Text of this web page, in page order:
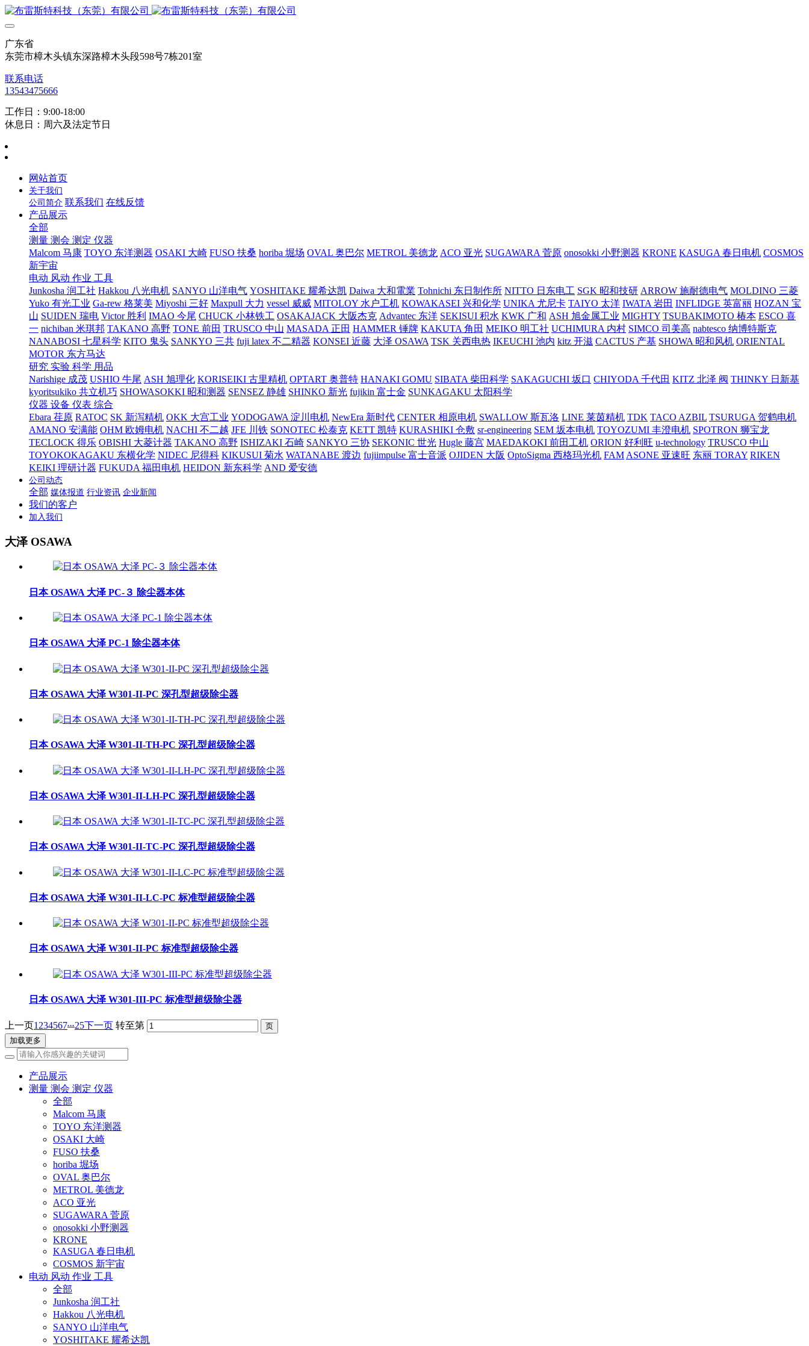
广东省
东莞市樟木头镇东深路樟木头段598号7栋201室
联系电话
13543475666
工作日：9:00-18:00
休息日：周六及法定节日
网站首页
关于我们
公司简介 联系我们 在线反馈
产品展示
全部
测量 测会 测定 仪器
Malcom 马康 TOYO 东洋测器 OSAKI 大崎 FUSO 扶桑 horiba 堀场 OVAL 奥巴尔 METROL 美德龙 ACO 亚光 SUGAWARA 菅原 onosokki 小野测器 KRONE KASUGA 春日电机 COSMOS
新宇宙
电动 风动 作业 工具
Junkosha 润工社 Hakkou 八光电机 SANYO 山洋电气 YOSHITAKE 耀希达凯 Daiwa 大和電業 Tohnichi 东日制作所 NITTO 日东电工 SGK 昭和技研 ARROW 施耐德电气 MOLDINO 三菱
Yuko 有光工业 Ga-rew 格莱美 Miyoshi 三好 Maxpull 大力 vessel 威威 MITOLOY 水户工机 KOWAKASEI 兴和化学 UNIKA 尤尼卡 TAIYO 太洋 IWATA 岩田 INFLIDGE 英富丽 HOZAN 宝
山 SUIDEN 瑞电 Victor 胜利 IMAO 今尾 CHUCK 小林铁工 OSAKAJACK 大阪杰克 Advantec 东洋 SEKISUI 积水 KWK 广和 ASH 旭金属工业 MIGHTY TSUBAKIMOTO 椿本 ESCO 喜
一 nichiban 米琪邦 TAKANO 高野 TONE 前田 TRUSCO 中山 MASADA 正田 HAMMER 锤牌 KAKUTA 角田 MEIKO 明工社 UCHIMURA 内村 SIMCO 司美高 nabtesco 纳博特斯克
NANABOSI 七星科学 KITO 鬼头 SANKYO 三共 fuji latex 不二精器 KONSEI 近藤 大泽 OSAWA TSK 关西电热 IKEUCHI 池内 kitz 开滋 CACTUS 产基 SHOWA 昭和风机 ORIENTAL
MOTOR 东方马达
研究 实验 科学 用品
Narishige 成茂 USHIO 牛尾 ASH 旭理化 KORISEIKI 古里精机 OPTART 奥普特 HANAKI GOMU SIBATA 柴田科学 SAKAGUCHI 坂口 CHIYODA 千代田 KITZ 北泽 阀 THINKY 日新基
kyoritsukiko 共立机巧 SHOWASOKKI 昭和测器 SENSEZ 静雄 SHINKO 新光 fujikin 富士金 SUNKAGAKU 太阳科学
仪器 设备 仪表 综合
Ebara 荏原 RATOC SK 新泻精机 OKK 大宫工业 YODOGAWA 淀川电机 NewEra 新时代 CENTER 相原电机 SWALLOW 斯瓦洛 LINE 莱茵精机 TDK TACO AZBIL TSURUGA 贺鹤电机
AMANO 安满能 OHM 欧姆电机 NACHI 不二越 JFE 川铁 SONOTEC 松泰克 KETT 凯特 KURASHIKI 仓敷 sr-engineering SEM 坂本电机 TOYOZUMI 丰澄电机 SPOTRON 狮宝龙
TECLOCK 得乐 OBISHI 大菱计器 TAKANO 高野 ISHIZAKI 石崎 SANKYO 三协 SEKONIC 世光 Hugle 藤宫 MAEDAKOKI 前田工机 ORION 好利旺 u-technology TRUSCO 中山
TOYOKOKAGAKU 东横化学 NIDEC 尼得科 KIKUSUI 菊水 WATANABE 渡边 fujiimpulse 富士音派 OJIDEN 大阪 OptoSigma 西格玛光机 FAM ASONE 亚速旺 东丽 TORAY RIKEN
KEIKI 理研计器 FUKUDA 福田电机 HEIDON 新东科学 AND 爱安德
公司动态
全部 媒体报道 行业资讯 企业新闻
我们的客户
加入我们
大泽 OSAWA
日本 OSAWA 大泽 PC-３ 除尘器本体
日本 OSAWA 大泽 PC-1 除尘器本体
日本 OSAWA 大泽 W301-II-PC 深孔型超级除尘器
日本 OSAWA 大泽 W301-II-TH-PC 深孔型超级除尘器
日本 OSAWA 大泽 W301-II-LH-PC 深孔型超级除尘器
日本 OSAWA 大泽 W301-II-TC-PC 深孔型超级除尘器
日本 OSAWA 大泽 W301-II-LC-PC 标准型超级除尘器
日本 OSAWA 大泽 W301-II-PC 标准型超级除尘器
日本 OSAWA 大泽 W301-III-PC 标准型超级除尘器
上一页1 234567...25下一页 转至第
加载更多
产品展示
测量 测会 测定 仪器
全部
Malcom 马康
TOYO 东洋测器
OSAKI 大崎
FUSO 扶桑
horiba 堀场
OVAL 奥巴尔
METROL 美德龙
ACO 亚光
SUGAWARA 菅原
onosokki 小野测器
KRONE
KASUGA 春日电机
COSMOS 新宇宙
电动 风动 作业 工具
全部
Junkosha 润工社
Hakkou 八光电机
SANYO 山洋电气
YOSHITAKE 耀希达凯